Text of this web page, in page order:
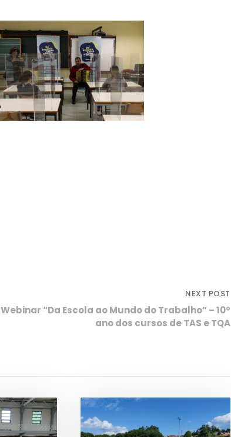
NEXT POST
Webinar “Da Escola ao Mundo do Trabalho” – 10º
ano dos cursos de TAS e TQA